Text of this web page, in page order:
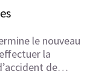
le nouveau
la
de…